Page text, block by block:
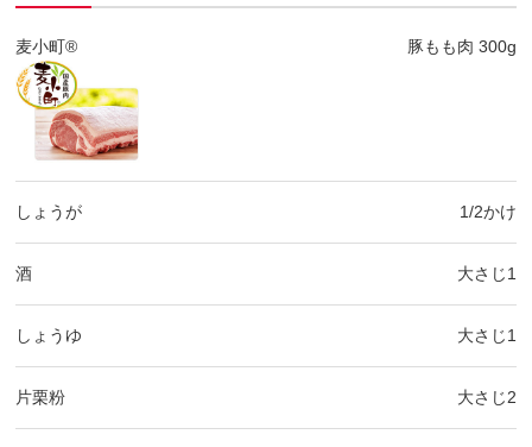
麦小町® 豚もも肉 300g
しょうが 1/2かけ
酒 大さじ1
しょうゆ 大さじ1
片栗粉 大さじ2